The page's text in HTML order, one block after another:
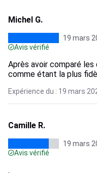
Michel G.
19 mars
Avis vérifié
Après avoir comparé les
comme étant la plus
Expérience du : 19 mars
Camille R.
19 mars
Avis vérifié
.